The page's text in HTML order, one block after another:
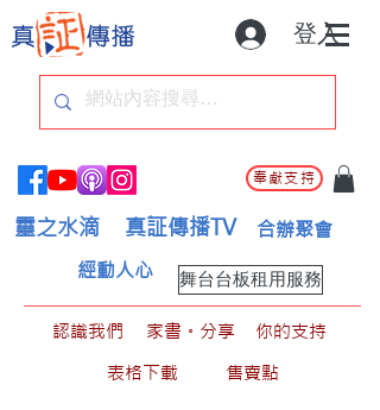
登入
奉獻支持
靈之水滴 真証傳播TV 合辦聚會
舞台台板租用服務
經動人心
認識我們 家書。分享
你的支持
表格下載
售賣點